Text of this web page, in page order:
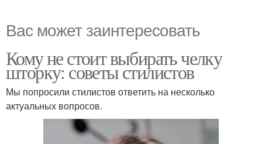
Вас может заинтересовать
Кому не стоит выбирать челку
шторку: советы стилистов
Мы попросили стилистов ответить на несколько
актуальных вопросов.